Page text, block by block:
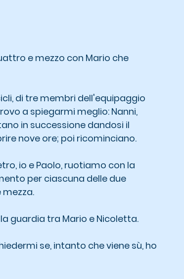
e mezzo con Mario che
di tre membri dell'equipaggio
a spiegarmi meglio: Nanni,
in successione dandosi il
nove ore; poi ricominciano.
io e Paolo, ruotiamo con la
per ciascuna delle due
guardia tra Mario e Nicoletta.
se, intanto che viene sù, ho